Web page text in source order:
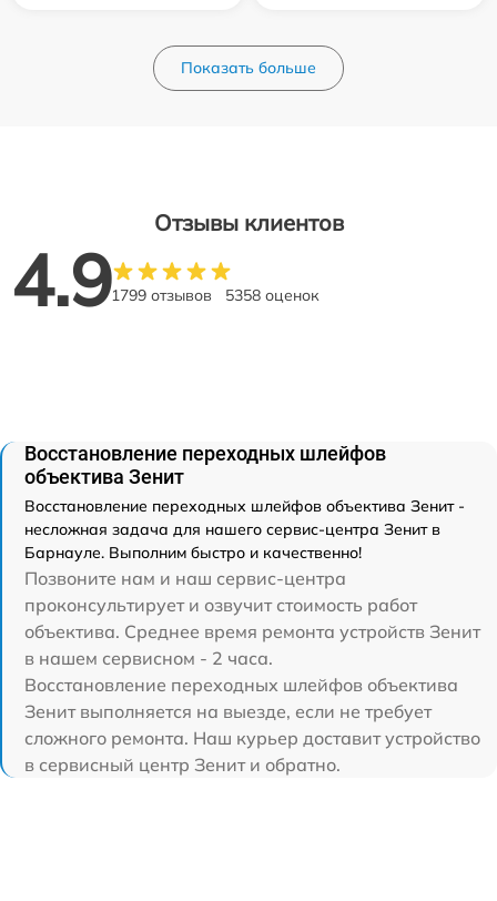
Показать больше
Отзывы клиентов
4.91799 отзывов 5358 оценок
Восстановление переходных шлейфов
объектива Зенит
Восстановление переходных шлейфов объектива Зенит -
несложная задача для нашего сервис-центра Зенит в
Барнауле. Выполним быстро и качественно!
Позвоните нам и наш сервис-центра
проконсультирует и озвучит стоимость работ
объектива. Среднее время ремонта устройств Зенит
в нашем сервисном - 2 часа.
Восстановление переходных шлейфов объектива
Зенит выполняется на выезде, если не требует
сложного ремонта. Наш курьер доставит устройство
в сервисный центр Зенит и обратно.